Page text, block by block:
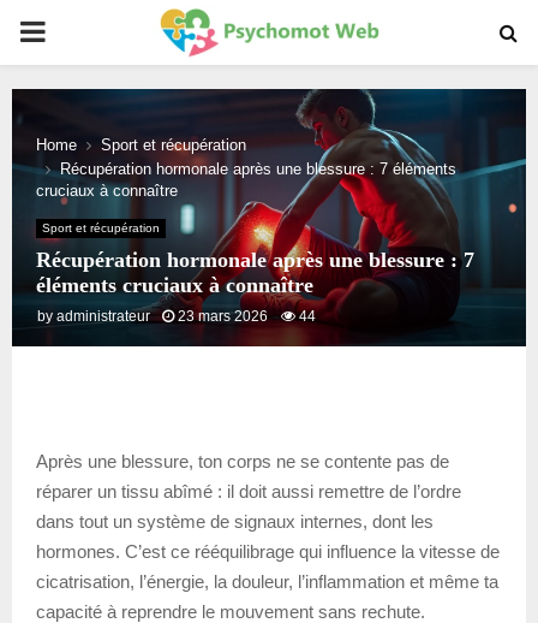
PRIMARY
MENU
Home
Sport et récupération
Récupération hormonale après une blessure : 7 éléments
cruciaux à connaître
Sport et récupération
Récupération hormonale après une blessure : 7
éléments cruciaux à connaître
by administrateur 23 mars 2026 44
Après une blessure, ton corps ne se contente pas de
réparer un tissu abîmé : il doit aussi remettre de l’ordre
dans tout un système de signaux internes, dont les
hormones. C’est ce rééquilibrage qui influence la vitesse de
cicatrisation, l’énergie, la douleur, l’inflammation et même ta
capacité à reprendre le mouvement sans rechute.